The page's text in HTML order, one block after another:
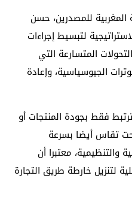
المغربية للمصدرين، حسن
لتبسيط إجراءات
المتسارعة التي
الجيوسياسية، وإعادة
فقط بجودة المنتجات أو
تقاس أيضا بسرعة
والتنظيمية، معتبرا أن
لتنزيل خارطة طريق التجارة